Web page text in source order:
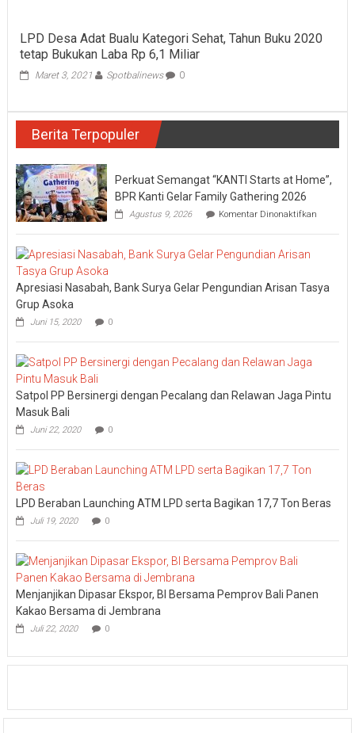
LPD Desa Adat Bualu Kategori Sehat, Tahun Buku 2020
tetap Bukukan Laba Rp 6,1 Miliar
Maret 3, 2021 Spotbalinews 0
Berita Terpopuler
Perkuat Semangat “KANTI Starts at Home”,
BPR Kanti Gelar Family Gathering 2026
Agustus 9, 2026 Komentar Dinonaktifkanpada
Home”,
Apresiasi Nasabah, Bank Surya Gelar Pengundian Arisan Tasya
Grup Asoka
Juni 15, 2020 0
Satpol PP Bersinergi dengan Pecalang dan Relawan Jaga Pintu
Masuk Bali
Juni 22, 2020 0
LPD Beraban Launching ATM LPD serta Bagikan 17,7 Ton Beras
Juli 19, 2020 0
Menjanjikan Dipasar Ekspor, BI Bersama Pemprov Bali Panen
Kakao Bersama di Jembrana
Juli 22, 2020 0